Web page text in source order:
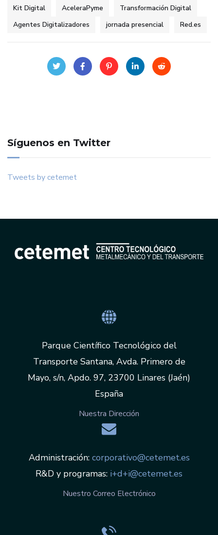
Kit Digital
AceleraPyme
Transformación Digital
Agentes Digitalizadores
jornada presencial Red.es
Síguenos en Twitter
Tweets by cetemet
Parque Científico Tecnológico del
Transporte Santana, Avda. Primero de
Mayo, s/n, Apdo. 97, 23700 Linares (Jaén)
España
Nuestra Dirección
Administración: corporativo@cetemet.es
R&D y programas: i+d+i@cetemet.es
Nuestro Correo Electrónico